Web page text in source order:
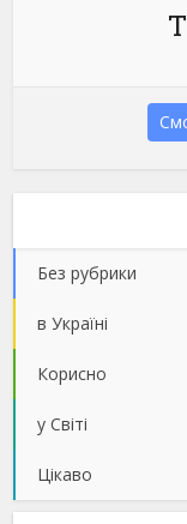
Без рубрики
в Україні
Корисно
у Світі
Цікаво